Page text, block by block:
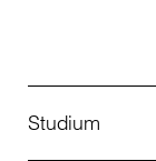
Studium